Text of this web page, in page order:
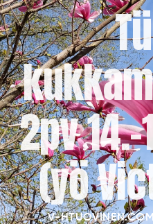
2pv
(yö
V-HTUOVINEN.COM